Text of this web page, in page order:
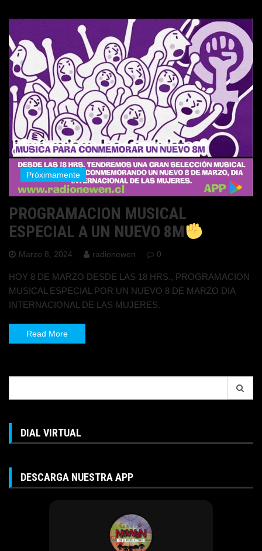
Próximamente
PROGRAMACION MUSICAL
ESPECIAL A UN NUEVO 8M
Marzo 8, 2024 radionewen 0
HOY 8 DE MARZO DESDE LAS 18 HRS., PROGRAMACION
MUSICAL ESPECIAL POR UN NUEVO 8 DE MARZO DIA
INTERNACIONAL DE LAS MUJERES.
Read More
for:
DIAL VIRTUAL
DESCARGA NUESTRA APP